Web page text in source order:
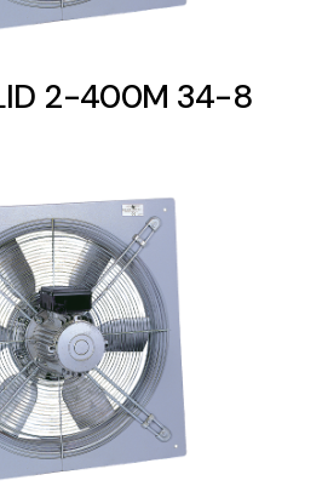
2-400M 34-8